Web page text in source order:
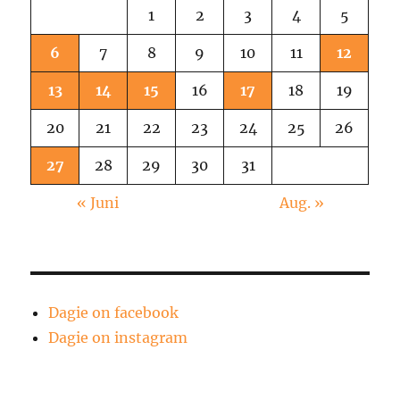
1 2 3 4 5
6 7 8 9 10 11 12
13 14 15 16 17 18 19
20 21 22 23 24 25 26
27 28 29 30 31
« Juni Aug. »
Dagie on facebook
Dagie on instagram